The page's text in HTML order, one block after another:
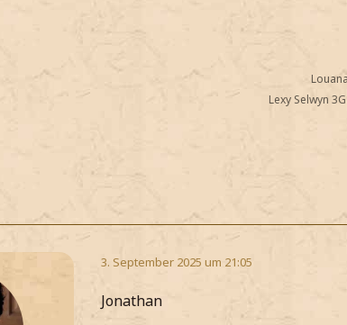
Lexy Selwyn 3G
3. September 2025 um 21:05
Jonathan